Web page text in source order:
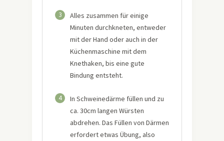
3
Alles zusammen für einige
Minuten durchkneten, entweder
mit der Hand oder auch in der
Küchenmaschine mit dem
Knethaken, bis eine gute
Bindung entsteht.
4
In Schweinedärme füllen und zu
ca. 30cm langen Würsten
abdrehen. Das Füllen von Därmen
erfordert etwas Übung, also